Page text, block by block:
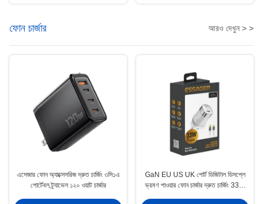
ফোন চার্জার আরও দেখুন > >
এসেজার ফোন অ্যাক্সেসরিজ দ্রুত চার্জিং ৩সি১এ
পোর্টেবল ট্র্যাভেল ১২০ ওয়াট চার্জার
GaN EU US UK পোর্ট ডিজিটাল ডিসপ্লে
ভ্রমণ পাওয়ার ফোন চার্জার দ্রুত চার্জিং 33W